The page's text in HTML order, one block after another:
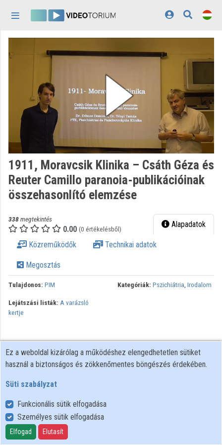
Felfedezés
Kategóriák
Lejátszási listák
Intézmények
Közreműködők
Megjelenés:világos
1911, Moravcsik Klinika – Csáth Géza és
Reuter Camillo paranoia-publikációinak
összehasonlító elemzése
338megtekintés
0.00 (0 értékelésből) Alapadatok
Közreműködők Technikai adatok
Megosztás
Tulajdonos: PIM Kategóriák: Pszichiátria, Irodalom
Lejátszási listák: A varázsló
kertje
Felhasználói szabályzat
Adatkezelési tájékoztató
Süti szabályzat
Ez a weboldal kizárólag a működéshez elengedhetetlen sütiket
használ a biztonságos és zökkenőmentes böngészés érdekében.
Süti szabályzat
Funkcionális sütik elfogadása
Személyes sütik elfogadása
Elfogad Elutasít